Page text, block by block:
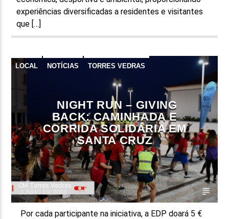
experiências diversificadas a residentes e visitantes
que […]
LOCAL NOTÍCIAS TORRES VEDRAS
NIGHT RUN – GIVING
BACK: CAMINHADA E
CORRIDA SOLIDÁRIA EM
SANTA CRUZ
CM Torres Vedras
Por cada participante na iniciativa, a EDP doará 5 €